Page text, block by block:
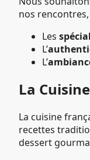
nos
Les
L’
L’
La
La cuisine
recettes
dessert